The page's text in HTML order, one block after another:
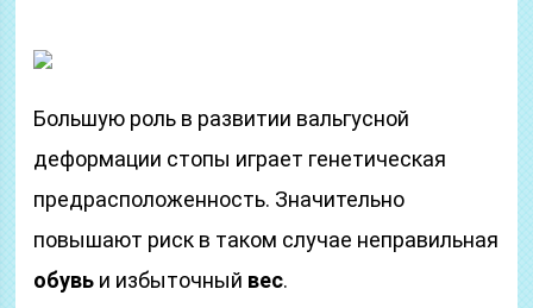
Большую роль в развитии вальгусной
деформации стопы играет генетическая
предрасположенность. Значительно
повышают риск в таком случае неправильная
обувь и избыточный вес.